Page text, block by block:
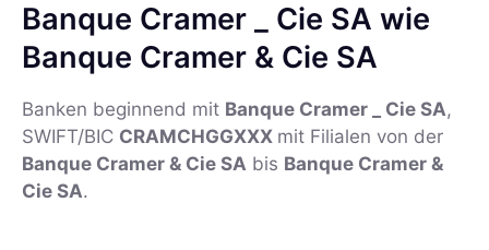
Banque Cramer _ Cie SA wie
Banque Cramer & Cie SA
Banken beginnend mit Banque Cramer _ Cie SA,
SWIFT/BIC CRAMCHGGXXX mit Filialen von der
Banque Cramer & Cie SA bis Banque Cramer &
Cie SA.